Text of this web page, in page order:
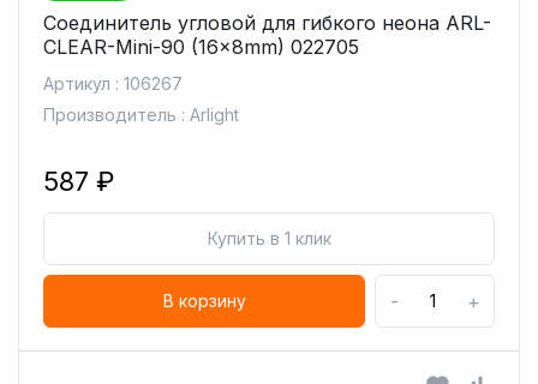
Соединитель угловой для гибкого неона ARL-
CLEAR-Mini-90 (16x8mm) 022705
Артикул : 106267
Производитель : Arlight
587 ₽
Купить в 1 клик
В корзину - +